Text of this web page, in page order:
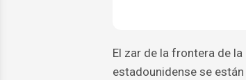
El zar de la frontera de
estadounidense se